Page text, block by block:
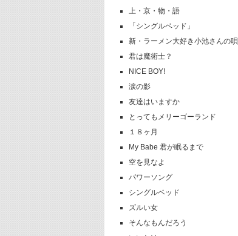
上・京・物・語
「シングルベッド」
新・ラーメン大好き小池さんの唄
君は魔術士？
NICE BOY!
涙の影
友達はいますか
とってもメリーゴーランド
１８ヶ月
My Babe 君が眠るまで
空を見なよ
パワーソング
シングルベッド
ズルい女
そんなもんだろう